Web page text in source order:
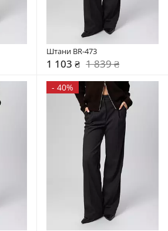
Штани BR-473
1 103 ₴ 1 839 ₴
- 40%